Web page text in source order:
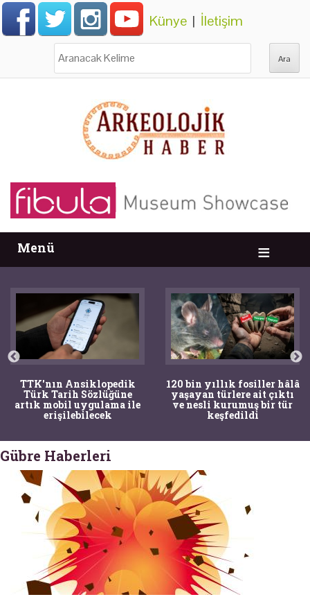
Künye | İletişim
Menü
TTK'nın Ansiklopedik
Türk Tarih Sözlüğüne
artık mobil uygulama ile
erişilebilecek
120 bin yıllık fosiller hâlâ
yaşayan türlere ait çıktı
ve nesli kurumuş bir tür
keşfedildi
Gübre Haberleri